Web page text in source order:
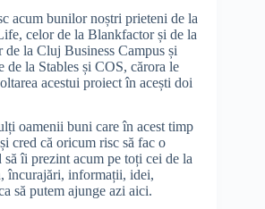
acum bunilor noștri prieteni de la
celor de la Blankfactor și de la
la Cluj Business Campus și
de la Stables și COS, cărora le
acestui proiect în acești doi
oamenii buni care în acest timp
cred că oricum risc să fac o
să îi prezint acum pe toți cei de la
încurajări, informații, idei,
să putem ajunge azi aici.